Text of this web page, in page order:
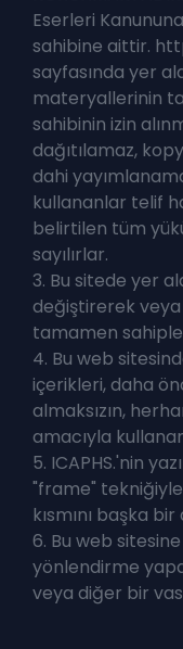
Eserleri
sahibine aittir.
sayfasında yer
materyallerinin
sahibinin izin
dağıtılamaz,
dahi
kullananlar telif
belirtilen tüm
sayılırlar.
3. Bu sitede yer
değiştirerek
tamamen
4. Bu web
içerikleri, daha
almaksızın,
amacıyla
5. ICAPHS.'nin
"frame"
kısmını başka
6. Bu web
yönlendirme
veya diğer bir